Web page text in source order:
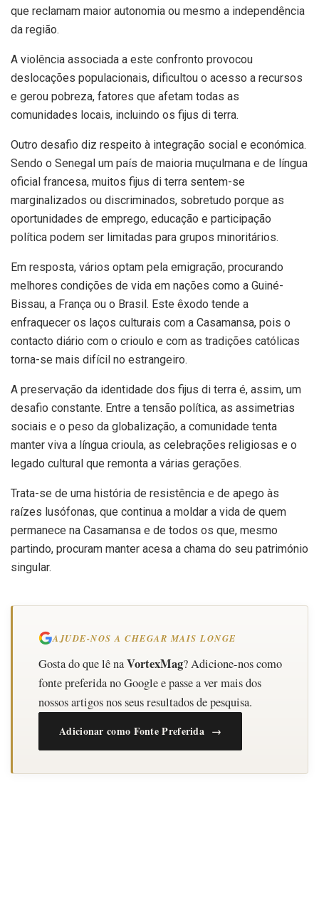
que reclamam maior autonomia ou mesmo a independência
da região.
A violência associada a este confronto provocou
deslocações populacionais, dificultou o acesso a recursos
e gerou pobreza, fatores que afetam todas as
comunidades locais, incluindo os fijus di terra.
Outro desafio diz respeito à integração social e económica.
Sendo o Senegal um país de maioria muçulmana e de língua
oficial francesa, muitos fijus di terra sentem-se
marginalizados ou discriminados, sobretudo porque as
oportunidades de emprego, educação e participação
política podem ser limitadas para grupos minoritários.
Em resposta, vários optam pela emigração, procurando
melhores condições de vida em nações como a Guiné-
Bissau, a França ou o Brasil. Este êxodo tende a
enfraquecer os laços culturais com a Casamansa, pois o
contacto diário com o crioulo e com as tradições católicas
torna-se mais difícil no estrangeiro.
A preservação da identidade dos fijus di terra é, assim, um
desafio constante. Entre a tensão política, as assimetrias
sociais e o peso da globalização, a comunidade tenta
manter viva a língua crioula, as celebrações religiosas e o
legado cultural que remonta a várias gerações.
Trata-se de uma história de resistência e de apego às
raízes lusófonas, que continua a moldar a vida de quem
permanece na Casamansa e de todos os que, mesmo
partindo, procuram manter acesa a chama do seu património
singular.
AJUDE-NOS A CHEGAR MAIS LONGE
Gosta do que lê naVortexMag? Adicione-nos como
fonte preferida no Google e passe a ver mais dos
nossos artigos nos seus resultados de pesquisa.
Adicionar como Fonte Preferida →